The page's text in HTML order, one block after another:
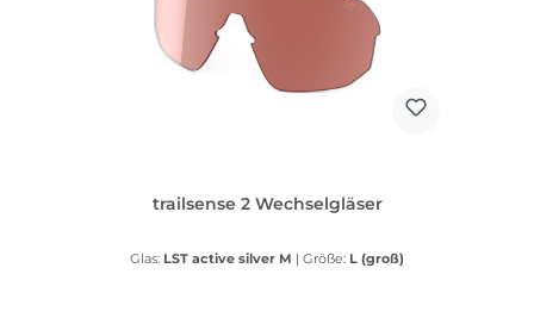
trailsense 2 Wechselgläser
Glas: LST active silver M | Größe: L (groß)